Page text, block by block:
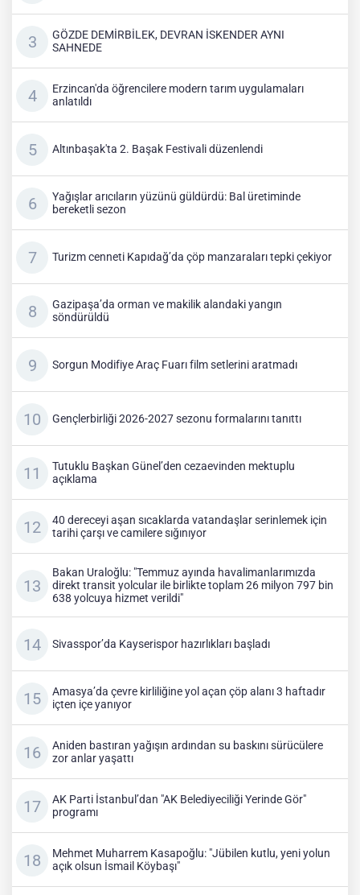
GÖZDE DEMİRBİLEK, DEVRAN İSKENDER AYNI
SAHNEDE
Erzincan'da öğrencilere modern tarım uygulamaları
anlatıldı
Altınbaşak'ta 2. Başak Festivali düzenlendi
Yağışlar arıcıların yüzünü güldürdü: Bal üretiminde
bereketli sezon
Turizm cenneti Kapıdağ’da çöp manzaraları tepki çekiyor
Gazipaşa’da orman ve makilik alandaki yangın
söndürüldü
Sorgun Modifiye Araç Fuarı film setlerini aratmadı
Gençlerbirliği 2026-2027 sezonu formalarını tanıttı
Tutuklu Başkan Günel’den cezaevinden mektuplu
açıklama
40 dereceyi aşan sıcaklarda vatandaşlar serinlemek için
tarihi çarşı ve camilere sığınıyor
Bakan Uraloğlu: "Temmuz ayında havalimanlarımızda
direkt transit yolcular ile birlikte toplam 26 milyon 797 bin
638 yolcuya hizmet verildi"
Sivasspor’da Kayserispor hazırlıkları başladı
Amasya’da çevre kirliliğine yol açan çöp alanı 3 haftadır
içten içe yanıyor
Aniden bastıran yağışın ardından su baskını sürücülere
zor anlar yaşattı
AK Parti İstanbul’dan "AK Belediyeciliği Yerinde Gör"
programı
Mehmet Muharrem Kasapoğlu: "Jübilen kutlu, yeni yolun
açık olsun İsmail Köybaşı"